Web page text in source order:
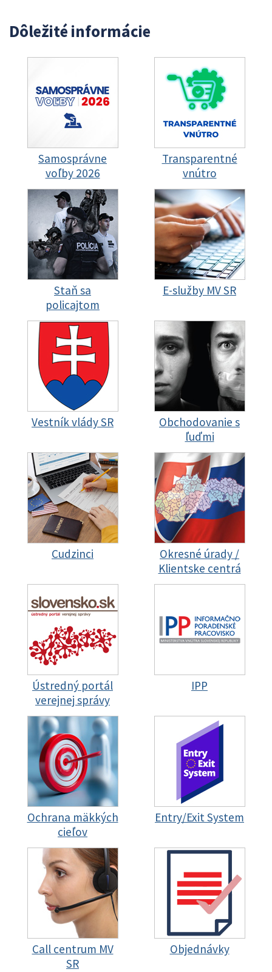
Dôležité informácie
Samosprávne
voľby 2026
Transparentné
vnútro
Staň sa
policajtom
E-služby MV SR
Vestník vlády SR
Obchodovanie s
ľuďmi
Cudzinci
Okresné úrady /
Klientske centrá
Ústredný portál
verejnej správy
IPP
Ochrana mäkkých
cieľov
Entry/Exit System
Call centrum MV
SR
Objednávky